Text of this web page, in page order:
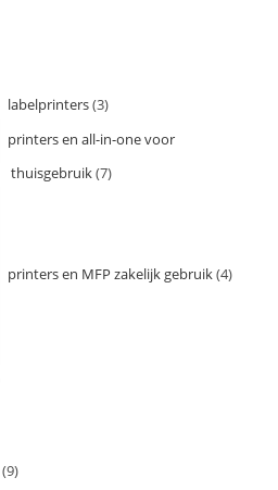
labelprinters 3
printers en all-in-one voor
thuisgebruik 7
printers en MFP zakelijk gebruik 4
9